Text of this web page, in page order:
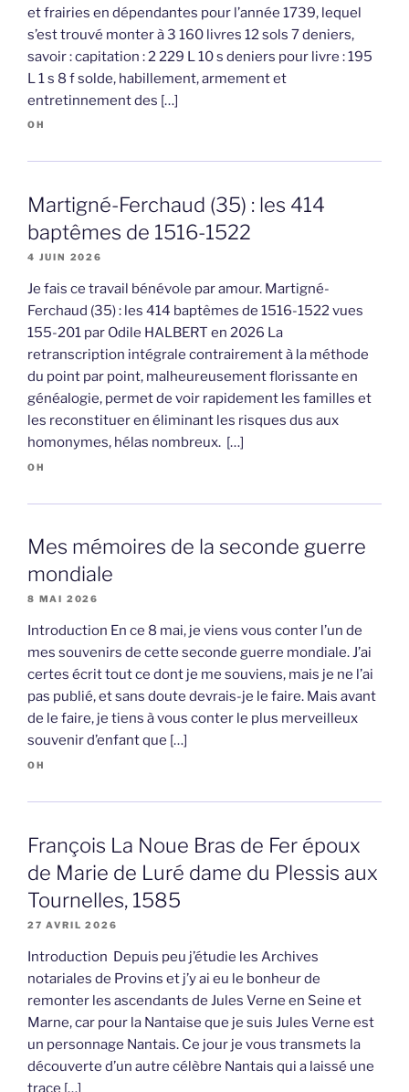
et frairies en dépendantes pour l’année 1739, lequel
s’est trouvé monter à 3 160 livres 12 sols 7 deniers,
savoir : capitation : 2 229 L 10 s deniers pour livre : 195
L 1 s 8 f solde, habillement, armement et
entretinnement des […]
OH
Martigné-Ferchaud (35) : les 414
baptêmes de 1516-1522
4 JUIN 2026
Je fais ce travail bénévole par amour. Martigné-
Ferchaud (35) : les 414 baptêmes de 1516-1522 vues
155-201 par Odile HALBERT en 2026 La
retranscription intégrale contrairement à la méthode
du point par point, malheureusement florissante en
généalogie, permet de voir rapidement les familles et
les reconstituer en éliminant les risques dus aux
homonymes, hélas nombreux. […]
OH
Mes mémoires de la seconde guerre
mondiale
8 MAI 2026
Introduction En ce 8 mai, je viens vous conter l’un de
mes souvenirs de cette seconde guerre mondiale. J’ai
certes écrit tout ce dont je me souviens, mais je ne l’ai
pas publié, et sans doute devrais-je le faire. Mais avant
de le faire, je tiens à vous conter le plus merveilleux
souvenir d’enfant que […]
OH
François La Noue Bras de Fer époux
de Marie de Luré dame du Plessis aux
Tournelles, 1585
27 AVRIL 2026
Introduction Depuis peu j’étudie les Archives
notariales de Provins et j’y ai eu le bonheur de
remonter les ascendants de Jules Verne en Seine et
Marne, car pour la Nantaise que je suis Jules Verne est
un personnage Nantais. Ce jour je vous transmets la
découverte d’un autre célèbre Nantais qui a laissé une
trace […]